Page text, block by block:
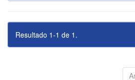
Resultado 1-1 de 1.